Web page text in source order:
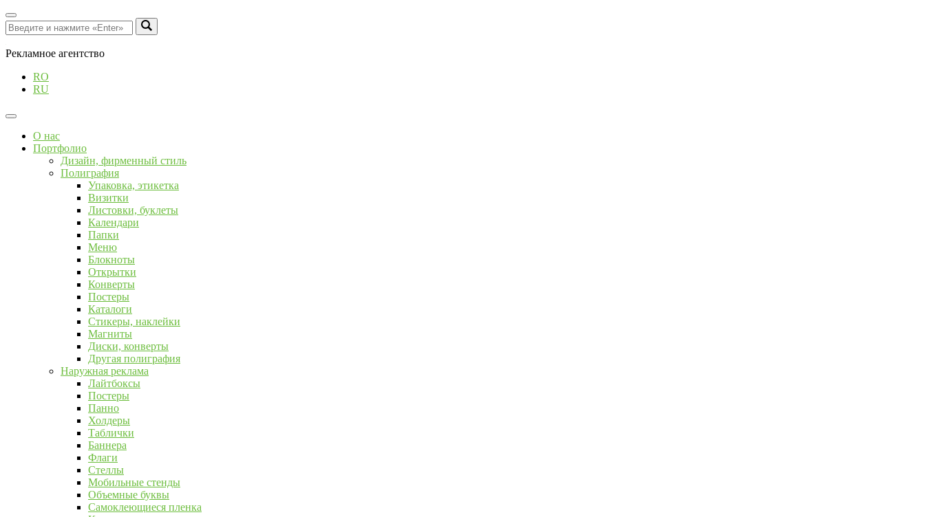
Рекламное агентство
RO
RU
О нас
Портфолио
Дизайн, фирменный стиль
Полиграфия
Упаковка, этикетка
Визитки
Листовки, буклеты
Календари
Папки
Меню
Блокноты
Открытки
Конверты
Постеры
Каталоги
Стикеры, наклейки
Магниты
Диски, конверты
Другая полиграфия
Наружная реклама
Лайтбоксы
Постеры
Панно
Холдеры
Таблички
Баннера
Флаги
Стеллы
Мобильные стенды
Объемные буквы
Самоклеющиеся пленка